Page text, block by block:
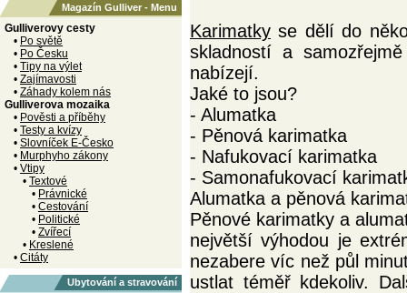
Magazín Gulliver - Menu
Gulliverovy cesty
• Po světě
• Po Česku
• Tipy na výlet
• Zajímavosti
• Záhady kolem nás
Gulliverova mozaika
• Pověsti a příběhy
• Testy a kvízy
• Slovníček E-Česko
• Murphyho zákony
• Vtipy
• Textové
• Právnické
• Cestování
• Politické
• Zvířecí
• Kreslené
• Citáty
Ubytování a stravování
Karimatky se dělí do
skladností a
nabízejí.
Jaké to jsou?
- Alumatka
- Pěnová karimatka
- Nafukovací karimatka
- Samonafukovací
Alumatka a pěnová
Pěnové karimatky a
největší výhodou je
nezabere víc než půl
ustlat téměř kdekoliv.